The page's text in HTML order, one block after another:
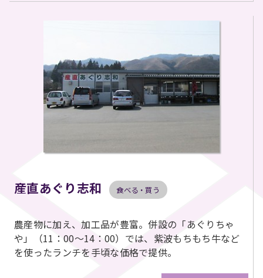
産直あぐり志和 食べる・買う
農産物に加え、加工品が豊富。併設の「あぐりちゃ
や」（11：00～14：00）では、紫波もちもち牛など
を使ったランチを手頃な価格で提供。